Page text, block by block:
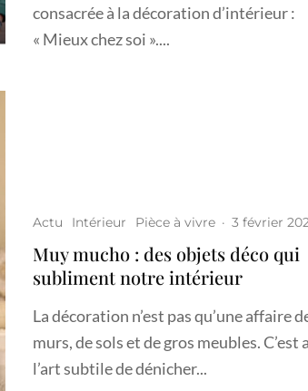
consacrée à la décoration d’intérieur :
« Mieux chez soi »....
Actu Intérieur Pièce à vivre · 3 février
Muy mucho : des objets déco qui
subliment notre intérieur
La décoration n’est pas qu’une affaire
murs, de sols et de gros meubles. C’est
l’art subtile de dénicher...